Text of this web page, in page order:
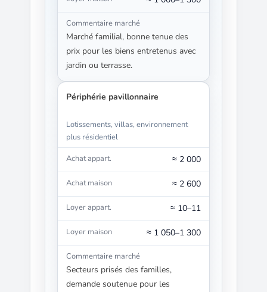
Marché familial, bonne tenue des
prix pour les biens entretenus avec
jardin ou terrasse.
Périphérie pavillonnaire
Lotissements, villas, environnement
plus résidentiel
≈ 2 000
≈ 2 600
≈ 10–11
≈ 1 050–1 300
Secteurs prisés des familles,
demande soutenue pour les